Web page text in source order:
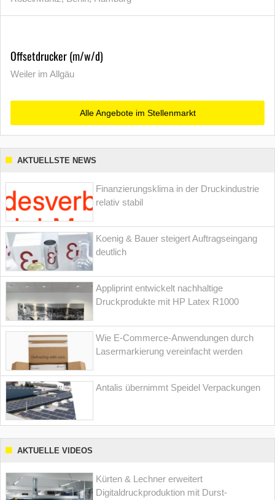
Offsetdrucker (m/w/d)
Weiler im Allgäu
Alle Angebote im Stellenmarkt
AKTUELLSTE NEWS
Finanzierungsklima in der Druckindustrie
relativ stabil
Koenig & Bauer steigert Auftragseingang
deutlich
Appliprint entwickelt nachhaltige
Druckprodukte mit HP Latex R1000
Wie E-Commerce-Anwendungen durch
Lasermarkierung vereinfacht werden
Antalis übernimmt Speidel Verpackungen
AKTUELLE VIDEOS
Kürten & Lechner erweitert
Digitaldruckproduktion mit Durst-